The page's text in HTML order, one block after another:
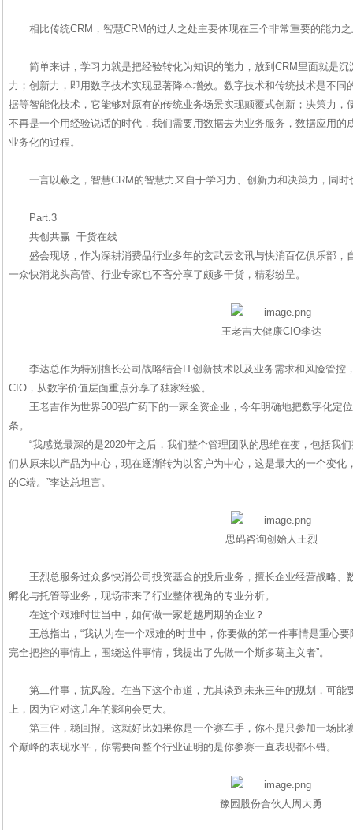
相比传统CRM，智慧CRM的过人之处主要体现在三个非常重要的能力
简单来讲，学习力就是把经验转化为知识的能力，放到CRM里面就是
力；创新力，即用数字技术实现显著降本增效。数字技术和传统技术是不同
据等智能化技术，它能够对原有的传统业务场景实现颠覆式创新；决策力，
不再是一个用经验说话的时代，我们需要用数据去为业务服务，数据应用的
业务化的过程。
一言以蔽之，智慧CRM的智慧力来自于学习力、创新力和决策力，同
Part.3
共创共赢 干货在线
盛会现场，作为深耕消费品行业多年的玄武云玄讯与快消百亿俱乐部，
一众快消龙头高管、行业专家也不吝分享了颇多干货，精彩纷呈。
王老吉大健康CIO李达
李达总作为特别擅长公司战略结合IT创新技术以及业务需求和风险管控
CIO，从数字价值层面重点分享了独家经验。
王老吉作为世界500强广药下的一家全资企业，今年明确地把数字化定
条。
“我感觉最深的是2020年之后，我们整个管理团队的思维在变，包括我
们从原来以产品为中心，现在逐渐转为以客户为中心，这是最大的一个变化
的C端。”李达总坦言。
思码咨询创始人王烈
王烈总服务过众多快消公司投资基金的投后业务，擅长企业经营战略、
孵化与托管等业务，现场带来了行业整体视角的专业分析。
在这个艰难时世当中，如何做一家超越周期的企业？
王总指出，“我认为在一个艰难的时世中，你要做的第一件事情是重心
完全把控的事情上，围绕这件事情，我提出了先做一个斯多葛主义者”。
第二件事，抗风险。在当下这个市道，尤其谈到未来三年的规划，可能
上，因为它对这几年的影响会更大。
第三件，稳回报。这就好比如果你是一个赛车手，你不是只参加一场比
个巅峰的表现水平，你需要向整个行业证明的是你参赛一直表现都不错。
豫园股份合伙人周大勇